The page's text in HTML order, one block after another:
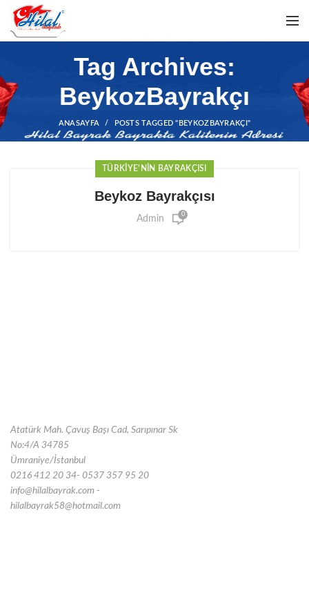
Tag Archives:
BeykozBayrakçı
ANASAYFA POSTS TAGGED "BEYKOZBAYRAKÇI"
TÜRKIYE'NIN BAYRAKÇISI
Beykoz Bayrakçısı
Admin 0
Atatürk Mah. Çavuş Başı Cad, Sarıpınar Sk
No:4/A 34785
Ümraniye/İstanbul
0216 412 20 34- 0537 357 95 20
info@hilalbayrak.com -
hilalbayrak58@hotmail.com